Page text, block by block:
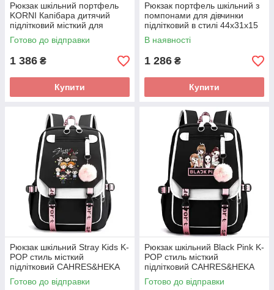
Рюкзак шкільний портфель
KORNI Капібара дитячий
підлітковий місткий для
дівчинки для хлопчика
коричневий
Готово до відправки
1 386 ₴
Купити
Рюкзак портфель шкільний з
помпонами для дівчинки
підлітковий в стилі 44х31х15
см, фіолетови
В наявності
1 286 ₴
Купити
Рюкзак шкільний Stray Kids K-
POP стиль місткий
підлітковий CAHRES&HEKA
Готово до відправки
Рюкзак шкільний Black Pink K-
POP стиль місткий
підлітковий CAHRES&HEKA
Готово до відправки